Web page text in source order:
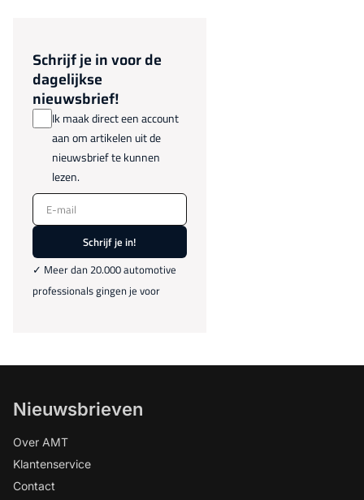
Schrijf je in voor de
dagelijkse
nieuwsbrief!
Ik maak direct een account
aan om artikelen uit de
nieuwsbrief te kunnen
lezen.
E-mail
Schrijf je in!
✓ Meer dan 20.000 automotive
professionals gingen je voor
Nieuwsbrieven
Over AMT
Klantenservice
Contact